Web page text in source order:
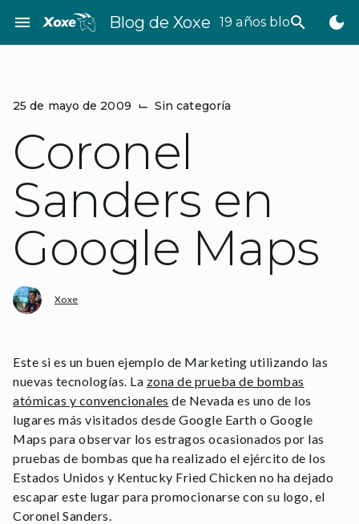
contenido
menu Blog de Xoxe 19 años bloggeando
search dark_mode
25 de mayo de 2009 ⌙ Sin categoría
Coronel
Sanders en
Google Maps
Xoxe
Este si es un buen ejemplo de Marketing utilizando las
nuevas tecnologías. La zona de prueba de bombas
atómicas y convencionales de Nevada es uno de los
lugares más visitados desde Google Earth o Google
Maps para observar los estragos ocasionados por las
pruebas de bombas que ha realizado el ejército de los
Estados Unidos y Kentucky Fried Chicken no ha dejado
escapar este lugar para promocionarse con su logo, el
Coronel Sanders.